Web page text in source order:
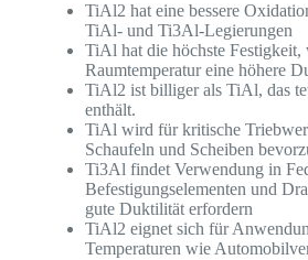
TiAl2 hat eine bessere
TiAl- und Ti3Al-Legierungen
TiAl hat die höchste
Raumtemperatur eine höhere
TiAl2 ist billiger als TiAl, das
enthält.
TiAl wird für kritische
Schaufeln und Scheiben
Ti3Al findet Verwendung in
Befestigungselementen und
gute Duktilität erfordern
TiAl2 eignet sich für
Temperaturen wie